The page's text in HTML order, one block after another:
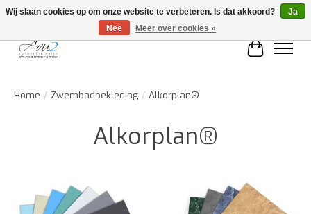
Home / Zwembadbekleding / Alkorplan®
Alkorplan®
Wij slaan cookies op om onze website te verbeteren. Is dat akkoord?
Ja
Nee
Meer over cookies »